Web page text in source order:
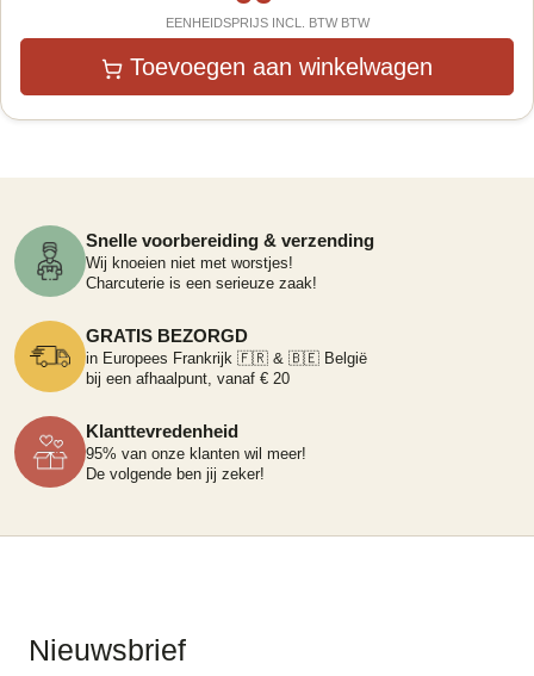
EENHEIDSPRIJS INCL. BTW BTW
Toevoegen aan winkelwagen
Snelle voorbereiding & verzending
Wij knoeien niet met worstjes!
Charcuterie is een serieuze zaak!
GRATIS BEZORGD
in Europees Frankrijk 🇫🇷 & 🇧🇪 België
bij een afhaalpunt, vanaf € 20
Klanttevredenheid
95% van onze klanten wil meer!
De volgende ben jij zeker!
Nieuwsbrief